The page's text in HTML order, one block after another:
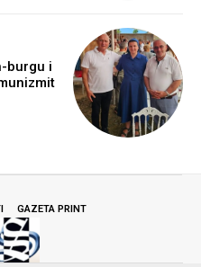
burgu i
GAZETA PRINT